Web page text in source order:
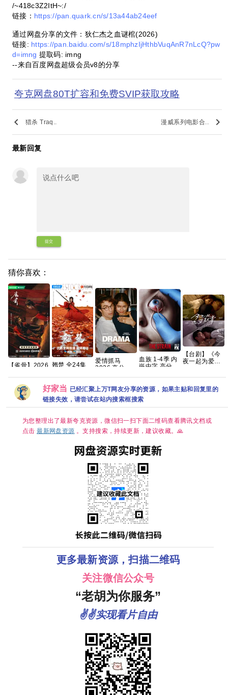
/~418c3Z2ItH~:/
链接： https://pan.quark.cn/s/13a44ab24eef
通过网盘分享的文件：狄仁杰之血谜棺(2026)
链接: https://pan.baidu.com/s/18mphzIjHthbVuqAnR7nLcQ?pw
d=imng 提取码: imng
--来自百度网盘超级会员v8的分享
夸克网盘80T扩容和免费SVIP获取攻略
keyboard_arrow_left 猎杀 Traq.. 漫威系列电影合.. keyboard_arrow_right
最新回复
提交
猜你喜欢：
【雀骨】2026
16集，1280P
国语中字，艾
米侯明昊领
衔，单集
300MB超清网
翘楚 全24集
语中字】
【SDR
DDP5.1】
【完结】网盘
资源观看
爱情抓马
2026 高分 爱
血族 1-4季 内
嵌中字 高分 惊
【台剧】《今
夜一起为爱鼓
【1080P】
【12集全】
好家当 已经汇聚上万T网友分享的资源，如果主贴和回复里的
链接失效，请尝试在站内搜索框搜索
为您整理出了最新夸克资源，微信扫一扫下面二维码查看腾讯文档或
点击最新网盘资源 。支持搜索，持续更新，建议收藏。🙏
更多最新资源，扫描二维码
关注微信公众号
“老胡为你服务”
✌✌实现看片自由